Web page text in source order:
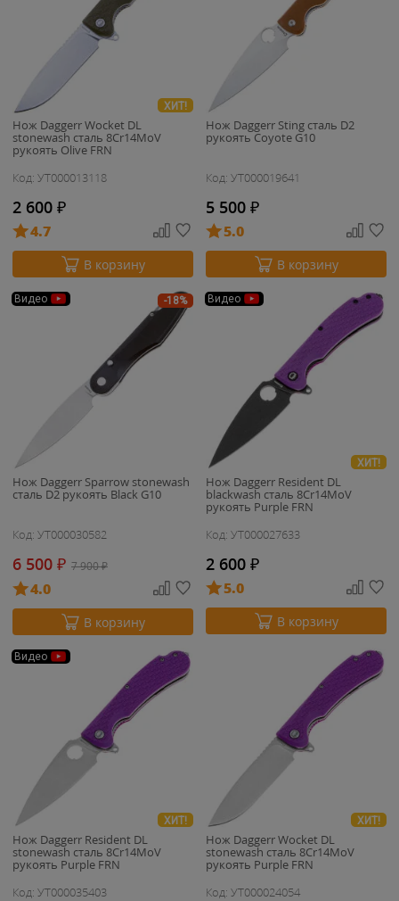
ХИТ!
Нож Daggerr Wocket DL
stonewash сталь 8Cr14MoV
рукоять Olive FRN
Код: УТ000013118
2 600 ₽
4.7
В корзину
Нож Daggerr Sting сталь D2
рукоять Coyote G10
Код: УТ000019641
5 500 ₽
5.0
В корзину
-18%
Видео
Нож Daggerr Sparrow stonewash
сталь D2 рукоять Black G10
Код: УТ000030582
6 500 ₽ 7 900₽
4.0
В корзину
Видео
ХИТ!
Нож Daggerr Resident DL
blackwash сталь 8Cr14MoV
рукоять Purple FRN
Код: УТ000027633
2 600 ₽
5.0
В корзину
Видео
ХИТ!
Нож Daggerr Resident DL
stonewash сталь 8Cr14MoV
рукоять Purple FRN
Код: УТ000035403
ХИТ!
Нож Daggerr Wocket DL
stonewash сталь 8Cr14MoV
рукоять Purple FRN
Код: УТ000024054